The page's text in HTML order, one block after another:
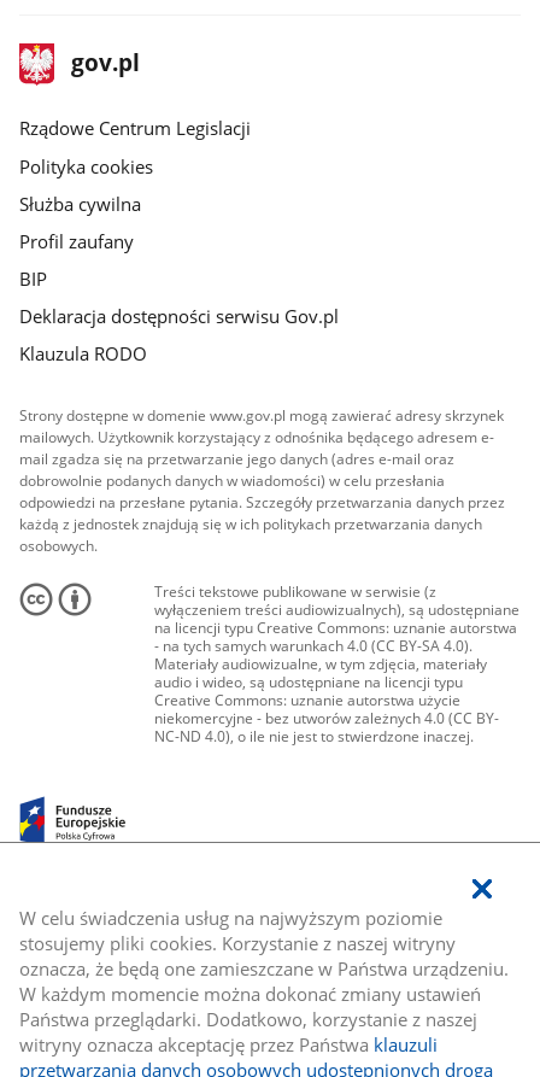
W celu świadczenia usług na najwyższym poziomie
stosujemy pliki cookies. Korzystanie z naszej witryny
oznacza, że będą one zamieszczane w Państwa urządzeniu.
W każdym momencie można dokonać zmiany ustawień
Państwa przeglądarki. Dodatkowo, korzystanie z naszej
witryny oznacza akceptację przez Państwa klauzuli
przetwarzania danych osobowych udostępnionych drogą
stopka
gov.plStrona
gov.pl
Rządowe Centrum Legislacji
Polityka cookies
Służba cywilna
Profil zaufany
BIP
Deklaracja dostępności serwisu Gov.pl
Klauzula RODO
Strony dostępne w domenie www.gov.pl mogą zawierać adresy skrzynek
mailowych. Użytkownik korzystający z odnośnika będącego adresem e-
mail zgadza się na przetwarzanie jego danych (adres e-mail oraz
dobrowolnie podanych danych w wiadomości) w celu przesłania
odpowiedzi na przesłane pytania. Szczegóły przetwarzania danych przez
każdą z jednostek znajdują się w ich politykach przetwarzania danych
osobowych.
Treści tekstowe publikowane w serwisie (z
wyłączeniem treści audiowizualnych), są udostępniane
na licencji typu Creative Commons: uznanie autorstwa
- na tych samych warunkach 4.0 (CC BY-SA 4.0).
Materiały audiowizualne, w tym zdjęcia, materiały
audio i wideo, są udostępniane na licencji typu
Creative Commons: uznanie autorstwa użycie
niekomercyjne - bez utworów zależnych 4.0 (CC BY-
NC-ND 4.0), o ile nie jest to stwierdzone inaczej.